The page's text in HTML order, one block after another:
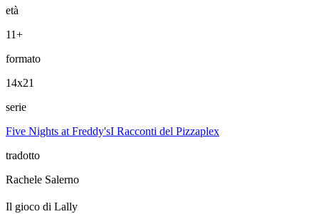
età
11+
formato
14x21
serie
Five Nights at Freddy'sI Racconti del Pizzaplex
tradotto
Rachele Salerno
Il gioco di Lally